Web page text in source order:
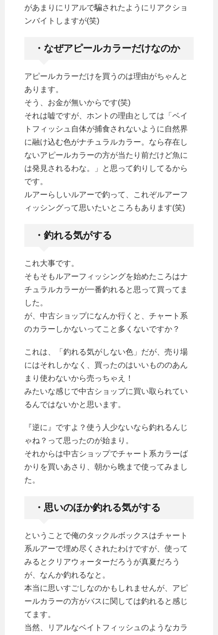
があまりにリアルで騙されたようにリアクショ
ンバイトしますが(笑)
・なぜアピールカラーだけなのか
アピールカラーだけを買うのは理由がちゃんと
あります。
そう、お金が無いからです(笑)
それは嘘ですが、ホントの理由としては「ベイ
トフィッシュ自体が捕食されないように自然界
に融け込む色がナチュラルカラー。なら存在し
ないアピールカラーの方が当たり前だけど魚に
は発見されるわな。」と思って釣りしてるから
です。
ルアーらしいルアーで釣って、これぞルアーフ
ィッシングって思いたいところもあります(笑)
・釣れる気がする
これ大事です。
そもそもルアーフィッシングを始めたころはナ
チュラルカラーが一番釣れると思って買ってま
した。
が、中古ショップになんか行くと、チャート系
のカラーしかないってこと多くないですか？
これは、「釣れる気がしない色」だが、売り場
にはそれしかなく、買ったのはいいもののあん
まり使わないから売っちゃえ！
みたいな感じで中古ショップに買い取られてい
るんではないかと思います。
『逆に』ですよ？使う人少ないなら釣れるんじ
ゃね？って思ったのが始まり。
それからは中古ショップでチャート系カラーば
かりを買いあさり、朝から晩まで使ってみまし
た。
・思いのほか釣れる気がする
ということで俺のタックルボックスはチャート
系ルアーで埋め尽くされたわけですが、使って
みるとクリアウォーターだろうが真夏だろう
が、なんか釣れるなと。
本当に思いすごしなのかもしれませんが、アピ
ールカラーの方がバスに関しては釣れると感じ
てます。
当然、リアルなベイトフィッシュのようなカラ